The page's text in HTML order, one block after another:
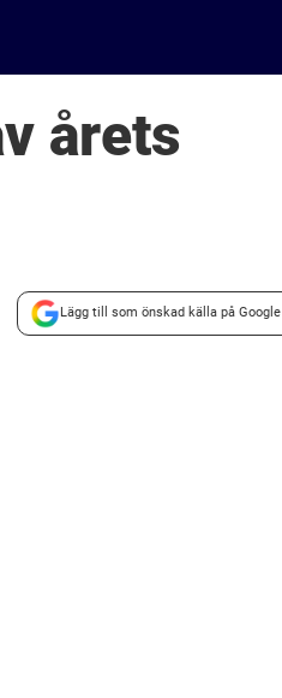
årets
Lägg till som önskad källa på Google